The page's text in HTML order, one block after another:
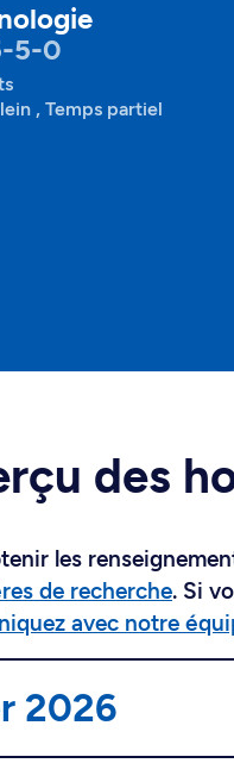
5-0
, Temps partiel
des
les
de recherche. Si
avec notre
2026